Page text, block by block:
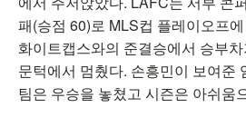
패(승점 60)로 MLS컵 플레이오프
화이트캡스와의 준결승에서 승부
문턱에서 멈췄다. 손흥민이 보여준
팀은 우승을 놓쳤고 시즌은 아쉬움